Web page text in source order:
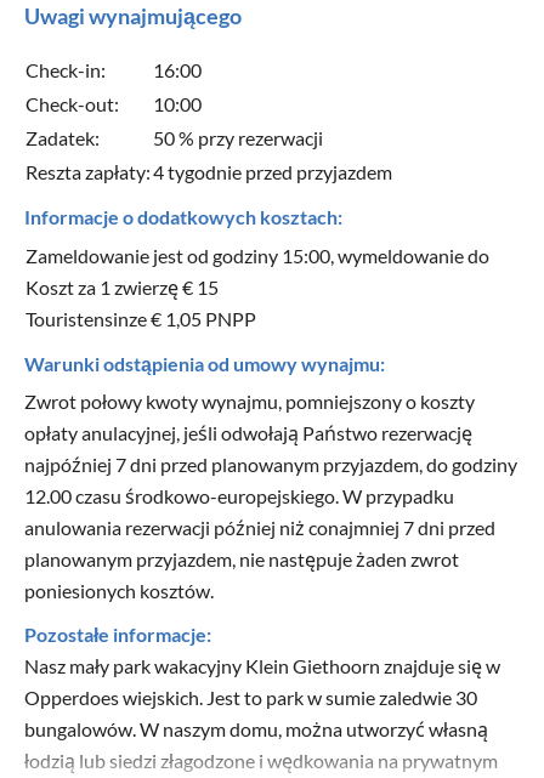
Uwagi wynajmującego
Check-in:
16:00
Check-out:
10:00
Zadatek:
50 % przy rezerwacji
Reszta zapłaty:4 tygodnie przed przyjazdem
Informacje o dodatkowych kosztach:
Zameldowanie jest od godziny 15:00, wymeldowanie do
Koszt za 1 zwierzę € 15
Touristensinze € 1,05 PNPP
Warunki odstąpienia od umowy wynajmu:
Zwrot połowy kwoty wynajmu, pomniejszony o koszty
opłaty anulacyjnej, jeśli odwołają Państwo rezerwację
najpóźniej 7 dni przed planowanym przyjazdem, do godziny
12.00 czasu środkowo-europejskiego. W przypadku
anulowania rezerwacji później niż conajmniej 7 dni przed
planowanym przyjazdem, nie następuje żaden zwrot
poniesionych kosztów.
Pozostałe informacje:
Nasz mały park wakacyjny Klein Giethoorn znajduje się w
Opperdoes wiejskich. Jest to park w sumie zaledwie 30
bungalowów. W naszym domu, można utworzyć własną
łodzią lub siedzi złagodzone i wędkowania na prywatnym